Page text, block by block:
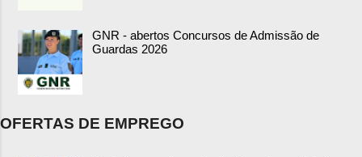
GNR - abertos Concursos de Admissão de
Guardas 2026
OFERTAS DE EMPREGO